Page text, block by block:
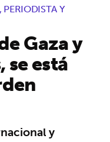
Y
Gaza y
está
y